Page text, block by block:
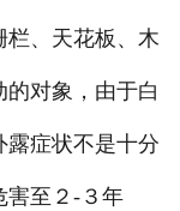
栏、天花板、木
对象，由于白
露症状不是十分
害至２-３年